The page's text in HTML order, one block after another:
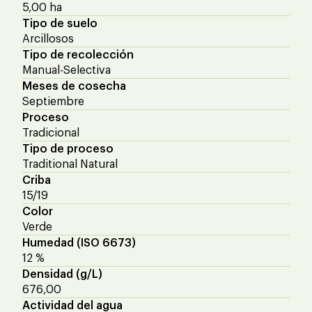
5,00 ha
Tipo de suelo
Arcillosos
Tipo de recolección
Manual-Selectiva
Meses de cosecha
Septiembre
Proceso
Tradicional
Tipo de proceso
Traditional Natural
Criba
15/19
Color
Verde
Humedad (ISO 6673)
12 %
Densidad (g/L)
676,00
Actividad del agua